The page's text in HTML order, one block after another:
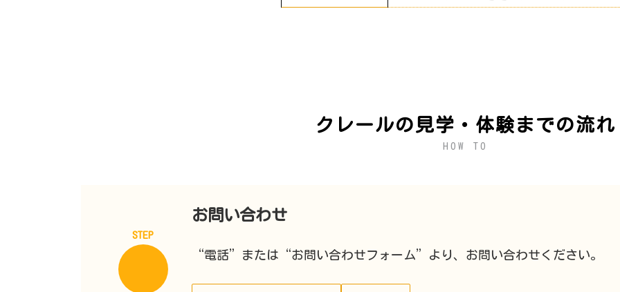
クレールの見学・体験までの流れ
HOW TO
STEP
お問い合わせ
“電話”または“お問い合わせフォーム”より、お問い合わせください。